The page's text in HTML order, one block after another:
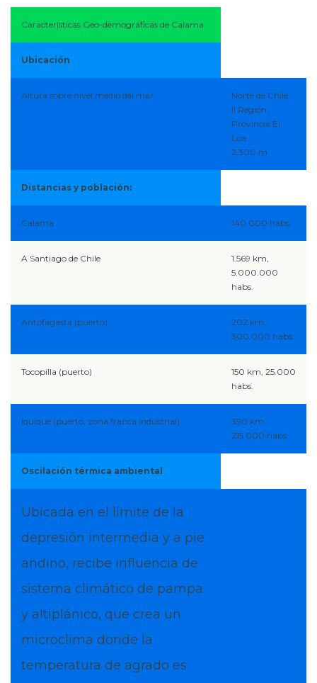
Características Geo-demográficas de Calama
Ubicación
Altura sobre nivel medio del mar
Norte de Chile,
II Región,
Provincia El
Loa
2.300 m
Distancias y población:
Calama 140.000 habs.
A Santiago de Chile
1.569 km,
5.000.000
habs.
Antofagasta (puerto)
202 km,
300.000 habs.
Tocopilla (puerto)
150 km, 25.000
habs.
Iquique (puerto, zona franca industrial)
390 km,
215.000 habs.
Oscilación térmica ambiental
Ubicada en el límite de la
depresión intermedia y a pie
andino, recibe influencia de
sistema climático de pampa
y altiplánico, que crea un
microclima donde la
temperatura de agrado es